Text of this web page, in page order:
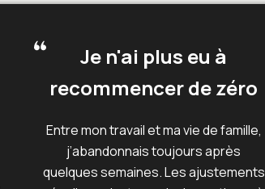
Je n'ai plus eu à
recommencer de zéro
Entre mon travail et ma vie de famille,
j’abandonnais toujours après
quelques semaines. Les ajustements